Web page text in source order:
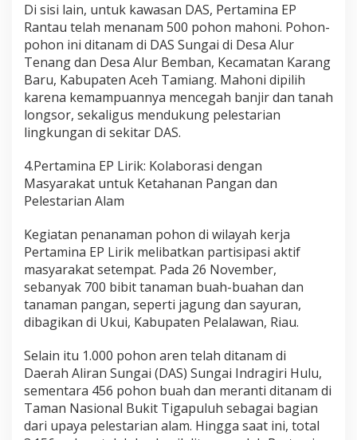
Di sisi lain, untuk kawasan DAS, Pertamina EP
Rantau telah menanam 500 pohon mahoni. Pohon-
pohon ini ditanam di DAS Sungai di Desa Alur
Tenang dan Desa Alur Bemban, Kecamatan Karang
Baru, Kabupaten Aceh Tamiang. Mahoni dipilih
karena kemampuannya mencegah banjir dan tanah
longsor, sekaligus mendukung pelestarian
lingkungan di sekitar DAS.
4.Pertamina EP Lirik: Kolaborasi dengan
Masyarakat untuk Ketahanan Pangan dan
Pelestarian Alam
Kegiatan penanaman pohon di wilayah kerja
Pertamina EP Lirik melibatkan partisipasi aktif
masyarakat setempat. Pada 26 November,
sebanyak 700 bibit tanaman buah-buahan dan
tanaman pangan, seperti jagung dan sayuran,
dibagikan di Ukui, Kabupaten Pelalawan, Riau.
Selain itu 1.000 pohon aren telah ditanam di
Daerah Aliran Sungai (DAS) Sungai Indragiri Hulu,
sementara 456 pohon buah dan meranti ditanam di
Taman Nasional Bukit Tigapuluh sebagai bagian
dari upaya pelestarian alam. Hingga saat ini, total